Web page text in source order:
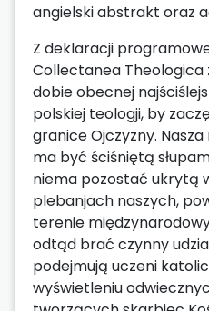
angielski abstrakt oraz
Z deklaracji
Collectanea Theologica
dobie obecnej
polskiej teologji, by
granice Ojczyzny.
ma być ściśniętą
niema pozostać ukrytą
plebanjach naszych,
terenie
odtąd brać czynny
podejmują uczeni
wyświetleniu